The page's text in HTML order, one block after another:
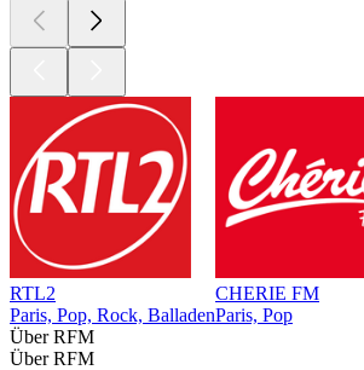
RTL2
Paris, Pop, Rock, Balladen
CHERIE FM
Paris, Pop
Über RFM
Über RFM